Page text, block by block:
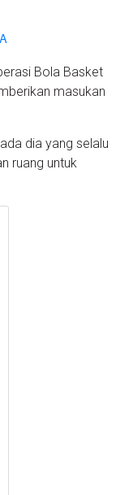
Bola Basket
masukan
dia yang selalu
ruang untuk